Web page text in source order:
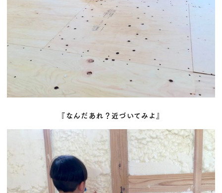
『なんだあれ？近づいてみよ』